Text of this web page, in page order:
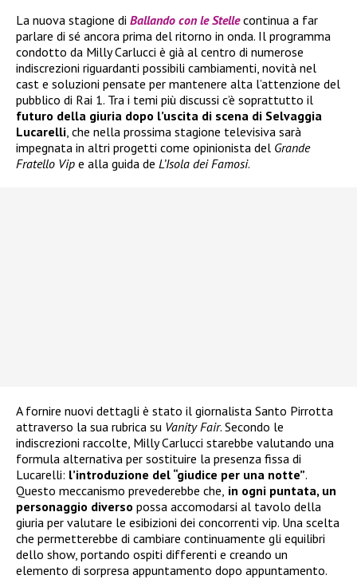
La nuova stagione di Ballando con le Stellecontinua a far
parlare di sé ancora prima del ritorno in onda. Il programma
condotto da Milly Carlucci è già al centro di numerose
indiscrezioni riguardanti possibili cambiamenti, novità nel
cast e soluzioni pensate per mantenere alta l’attenzione del
pubblico di Rai 1. Tra i temi più discussi c’è soprattutto il
futuro della giuria dopo l’uscita di scena di Selvaggia
Lucarelli , che nella prossima stagione televisiva sarà
impegnata in altri progetti come opinionista del Grande
Fratello Vip e alla guida de L’Isola dei Famosi.
A fornire nuovi dettagli è stato il giornalista Santo Pirrotta
attraverso la sua rubrica su Vanity Fair. Secondo le
indiscrezioni raccolte, Milly Carlucci starebbe valutando una
formula alternativa per sostituire la presenza fissa di
Lucarelli: l’introduzione del “giudice per una notte”.
Questo meccanismo prevederebbe che, in ogni puntata, un
personaggio diverso possa accomodarsi al tavolo della
giuria per valutare le esibizioni dei concorrenti vip. Una scelta
che permetterebbe di cambiare continuamente gli equilibri
dello show, portando ospiti differenti e creando un
elemento di sorpresa appuntamento dopo appuntamento.